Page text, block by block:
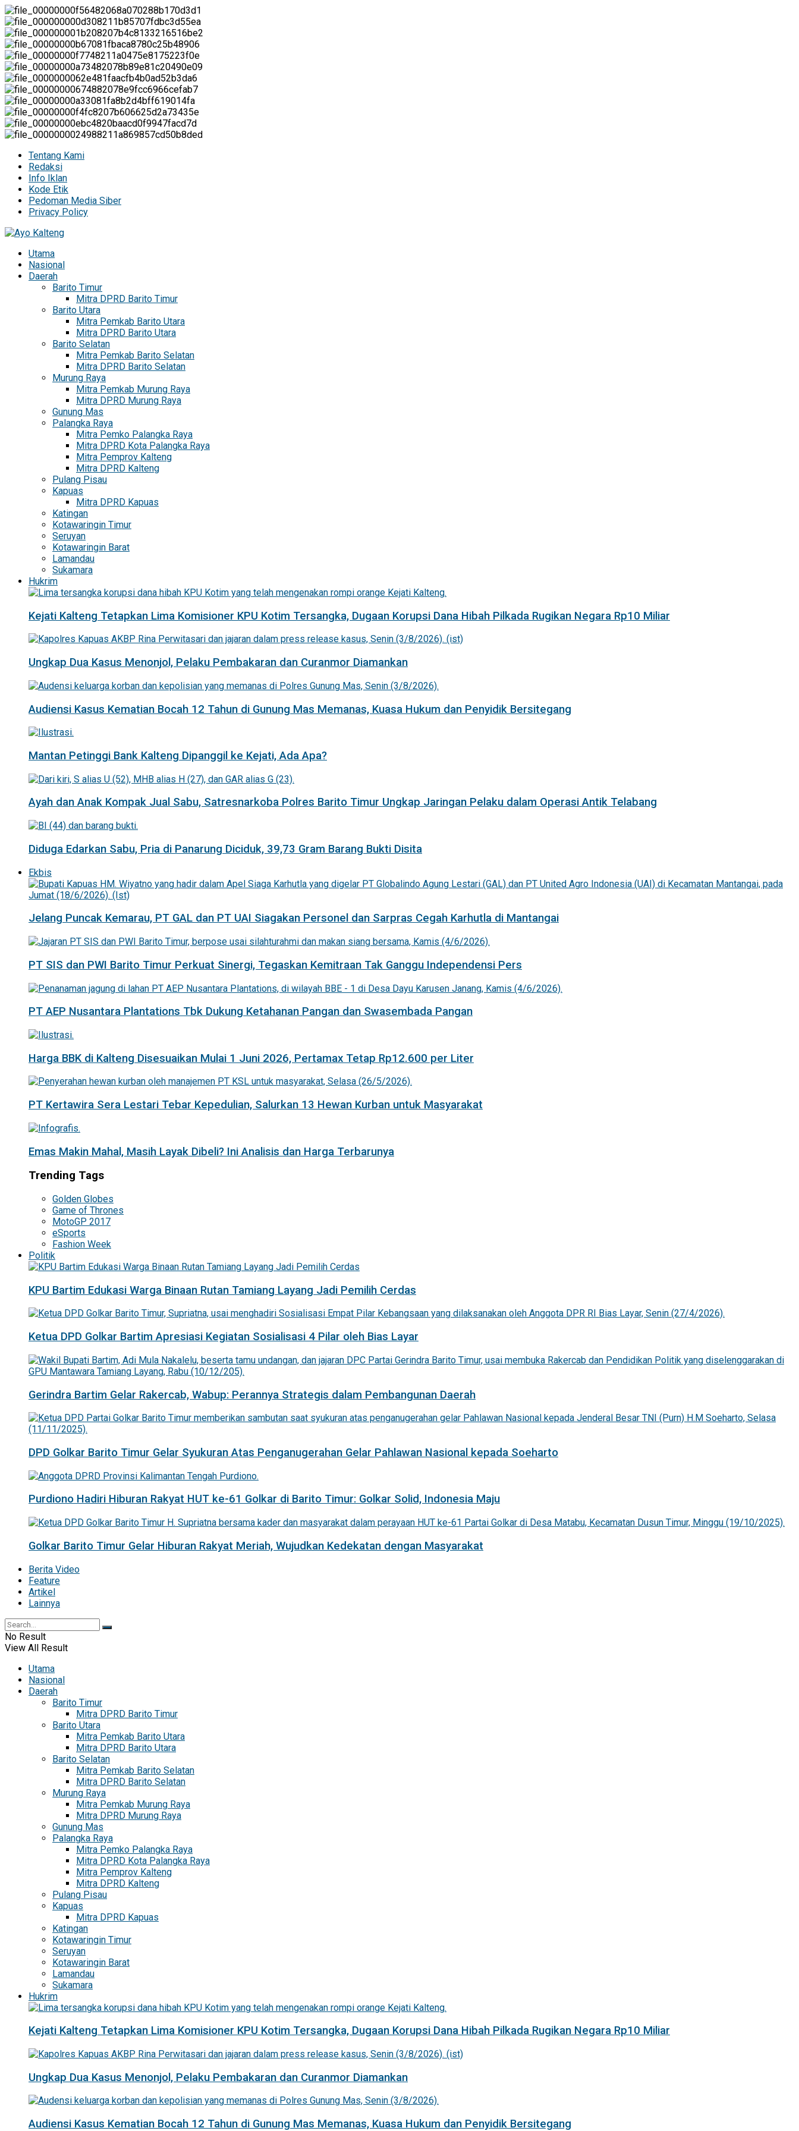
Tentang Kami
Redaksi
Info Iklan
Kode Etik
Pedoman Media Siber
Privacy Policy
Utama
Nasional
Daerah
Barito Timur
Mitra DPRD Barito Timur
Barito Utara
Mitra Pemkab Barito Utara
Mitra DPRD Barito Utara
Barito Selatan
Mitra Pemkab Barito Selatan
Mitra DPRD Barito Selatan
Murung Raya
Mitra Pemkab Murung Raya
Mitra DPRD Murung Raya
Gunung Mas
Palangka Raya
Mitra Pemko Palangka Raya
Mitra DPRD Kota Palangka Raya
Mitra Pemprov Kalteng
Mitra DPRD Kalteng
Pulang Pisau
Kapuas
Mitra DPRD Kapuas
Katingan
Kotawaringin Timur
Seruyan
Kotawaringin Barat
Lamandau
Sukamara
Hukrim
Kejati Kalteng Tetapkan Lima Komisioner KPU Kotim Tersangka, Dugaan Korupsi Dana Hibah Pilkada Rugikan Negara Rp10 Miliar
Ungkap Dua Kasus Menonjol, Pelaku Pembakaran dan Curanmor Diamankan
Audiensi Kasus Kematian Bocah 12 Tahun di Gunung Mas Memanas, Kuasa Hukum dan Penyidik Bersitegang
Mantan Petinggi Bank Kalteng Dipanggil ke Kejati, Ada Apa?
Ayah dan Anak Kompak Jual Sabu, Satresnarkoba Polres Barito Timur Ungkap Jaringan Pelaku dalam Operasi Antik Telabang
Diduga Edarkan Sabu, Pria di Panarung Diciduk, 39,73 Gram Barang Bukti Disita
Ekbis
Jelang Puncak Kemarau, PT GAL dan PT UAI Siagakan Personel dan Sarpras Cegah Karhutla di Mantangai
PT SIS dan PWI Barito Timur Perkuat Sinergi, Tegaskan Kemitraan Tak Ganggu Independensi Pers
PT AEP Nusantara Plantations Tbk Dukung Ketahanan Pangan dan Swasembada Pangan
Harga BBK di Kalteng Disesuaikan Mulai 1 Juni 2026, Pertamax Tetap Rp12.600 per Liter
PT Kertawira Sera Lestari Tebar Kepedulian, Salurkan 13 Hewan Kurban untuk Masyarakat
Emas Makin Mahal, Masih Layak Dibeli? Ini Analisis dan Harga Terbarunya
Trending Tags
Golden Globes
Game of Thrones
MotoGP 2017
eSports
Fashion Week
Politik
KPU Bartim Edukasi Warga Binaan Rutan Tamiang Layang Jadi Pemilih Cerdas
Ketua DPD Golkar Bartim Apresiasi Kegiatan Sosialisasi 4 Pilar oleh Bias Layar
Gerindra Bartim Gelar Rakercab, Wabup: Perannya Strategis dalam Pembangunan Daerah
DPD Golkar Barito Timur Gelar Syukuran Atas Penganugerahan Gelar Pahlawan Nasional kepada Soeharto
Purdiono Hadiri Hiburan Rakyat HUT ke-61 Golkar di Barito Timur: Golkar Solid, Indonesia Maju
Golkar Barito Timur Gelar Hiburan Rakyat Meriah, Wujudkan Kedekatan dengan Masyarakat
Berita Video
Feature
Artikel
Lainnya
No Result
View All Result
Utama
Nasional
Daerah
Barito Timur
Mitra DPRD Barito Timur
Barito Utara
Mitra Pemkab Barito Utara
Mitra DPRD Barito Utara
Barito Selatan
Mitra Pemkab Barito Selatan
Mitra DPRD Barito Selatan
Murung Raya
Mitra Pemkab Murung Raya
Mitra DPRD Murung Raya
Gunung Mas
Palangka Raya
Mitra Pemko Palangka Raya
Mitra DPRD Kota Palangka Raya
Mitra Pemprov Kalteng
Mitra DPRD Kalteng
Pulang Pisau
Kapuas
Mitra DPRD Kapuas
Katingan
Kotawaringin Timur
Seruyan
Kotawaringin Barat
Lamandau
Sukamara
Hukrim
Kejati Kalteng Tetapkan Lima Komisioner KPU Kotim Tersangka, Dugaan Korupsi Dana Hibah Pilkada Rugikan Negara Rp10 Miliar
Ungkap Dua Kasus Menonjol, Pelaku Pembakaran dan Curanmor Diamankan
Audiensi Kasus Kematian Bocah 12 Tahun di Gunung Mas Memanas, Kuasa Hukum dan Penyidik Bersitegang